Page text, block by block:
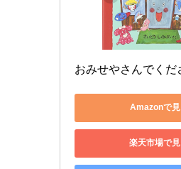
おみせやさんでくだ
Amazonで見
楽天市場で